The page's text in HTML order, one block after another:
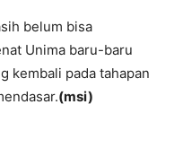
belum bisa
Unima baru-baru
kembali pada tahapan
(msi)